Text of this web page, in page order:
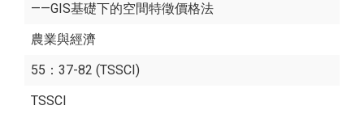
——GIS基礎下的空間特徵價格法
農業與經濟
55：37-82 (TSSCI)
TSSCI